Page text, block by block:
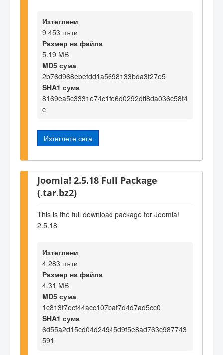
Изтеглени
9 453 пъти
Размер на файла
5.19 MB
MD5 сума
2b76d968ebefdd1a5698133bda3f27e5
SHA1 сума
8169ea5c3331e74c1fe6d0292dff8da036c58f4
c
Изтеглете сега
Joomla! 2.5.18 Full Package
(.tar.bz2)
This is the full download package for Joomla!
2.5.18
Изтеглени
4 283 пъти
Размер на файла
4.31 MB
MD5 сума
1c813f7ecf44acc107baf7d4d7ad5cc0
SHA1 сума
6d55a2d15cd04d24945d9f5e8ad763c987743
591